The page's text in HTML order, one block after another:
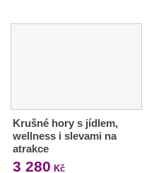
Krušné hory s jídlem,
wellness i slevami na
atrakce
3 280 Kč